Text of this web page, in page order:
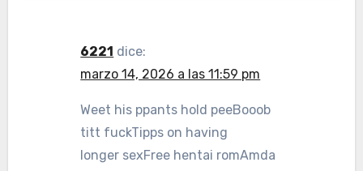
6221 dice:
marzo 14, 2026 a las 11:59 pm
Weet his ppants hold peeBooob
titt fuckTipps on having
longer sexFree hentai romAmda